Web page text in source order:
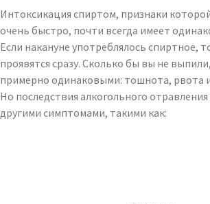
Интоксикация спиртом, признаки
очень быстро, почти всегда имеет
Если накануне употреблялось спиртное,
проявятся сразу. Сколько бы вы не
примерно одинаковыми: тошнота, рвота
Но последствия алкогольного
другими симптомами, такими как: